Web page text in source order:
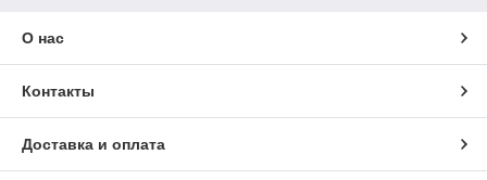
О нас
Контакты
Доставка и оплата